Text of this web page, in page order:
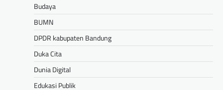
Budaya
BUMN
DPDR kabupaten Bandung
Duka Cita
Dunia Digital
Edukasi Publik